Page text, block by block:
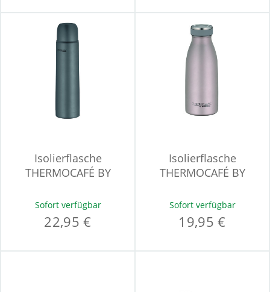
Isolierflasche
THERMOCAFÉ BY
BEVERAGE
Sofort verfügbar
22,95 €
Isolierflasche
THERMOCAFÉ BY
Sofort verfügbar
19,95 €